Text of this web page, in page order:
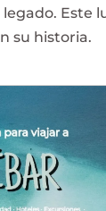
Este
su historia.